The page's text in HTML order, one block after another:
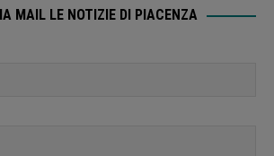
MAIL LE NOTIZIE DI PIACENZA